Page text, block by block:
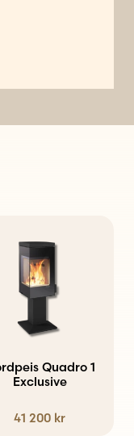
Quadro 1
Exclusive
41 200 kr